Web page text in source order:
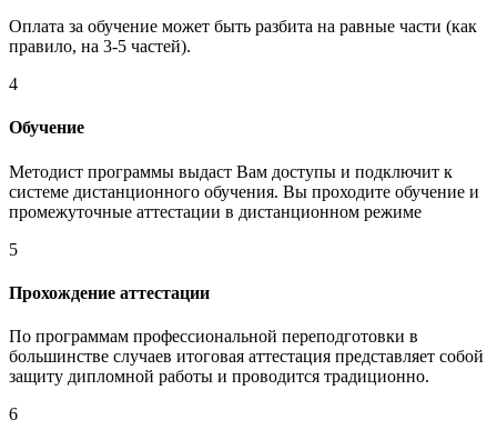
Оплата за обучение может быть разбита на равные части (как
правило, на 3-5 частей).
4
Обучение
Методист программы выдаст Вам доступы и подключит к
системе дистанционного обучения. Вы проходите обучение и
промежуточные аттестации в дистанционном режиме
5
Прохождение аттестации
По программам профессиональной переподготовки в
большинстве случаев итоговая аттестация представляет собой
защиту дипломной работы и проводится традиционно.
6